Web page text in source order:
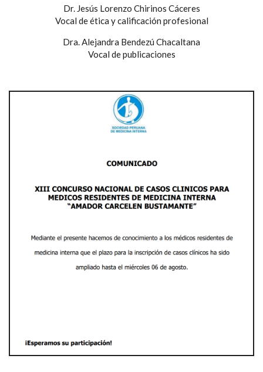
Dr. Jesús Lorenzo Chirinos Cáceres
Vocal de ética y calificación profesional
Dra. Alejandra Bendezú Chacaltana
Vocal de publicaciones